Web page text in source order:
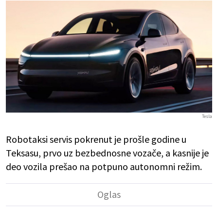
Tesla
Robotaksi servis pokrenut je prošle godine u
Teksasu, prvo uz bezbednosne vozače, a kasnije je
deo vozila prešao na potpuno autonomni režim.